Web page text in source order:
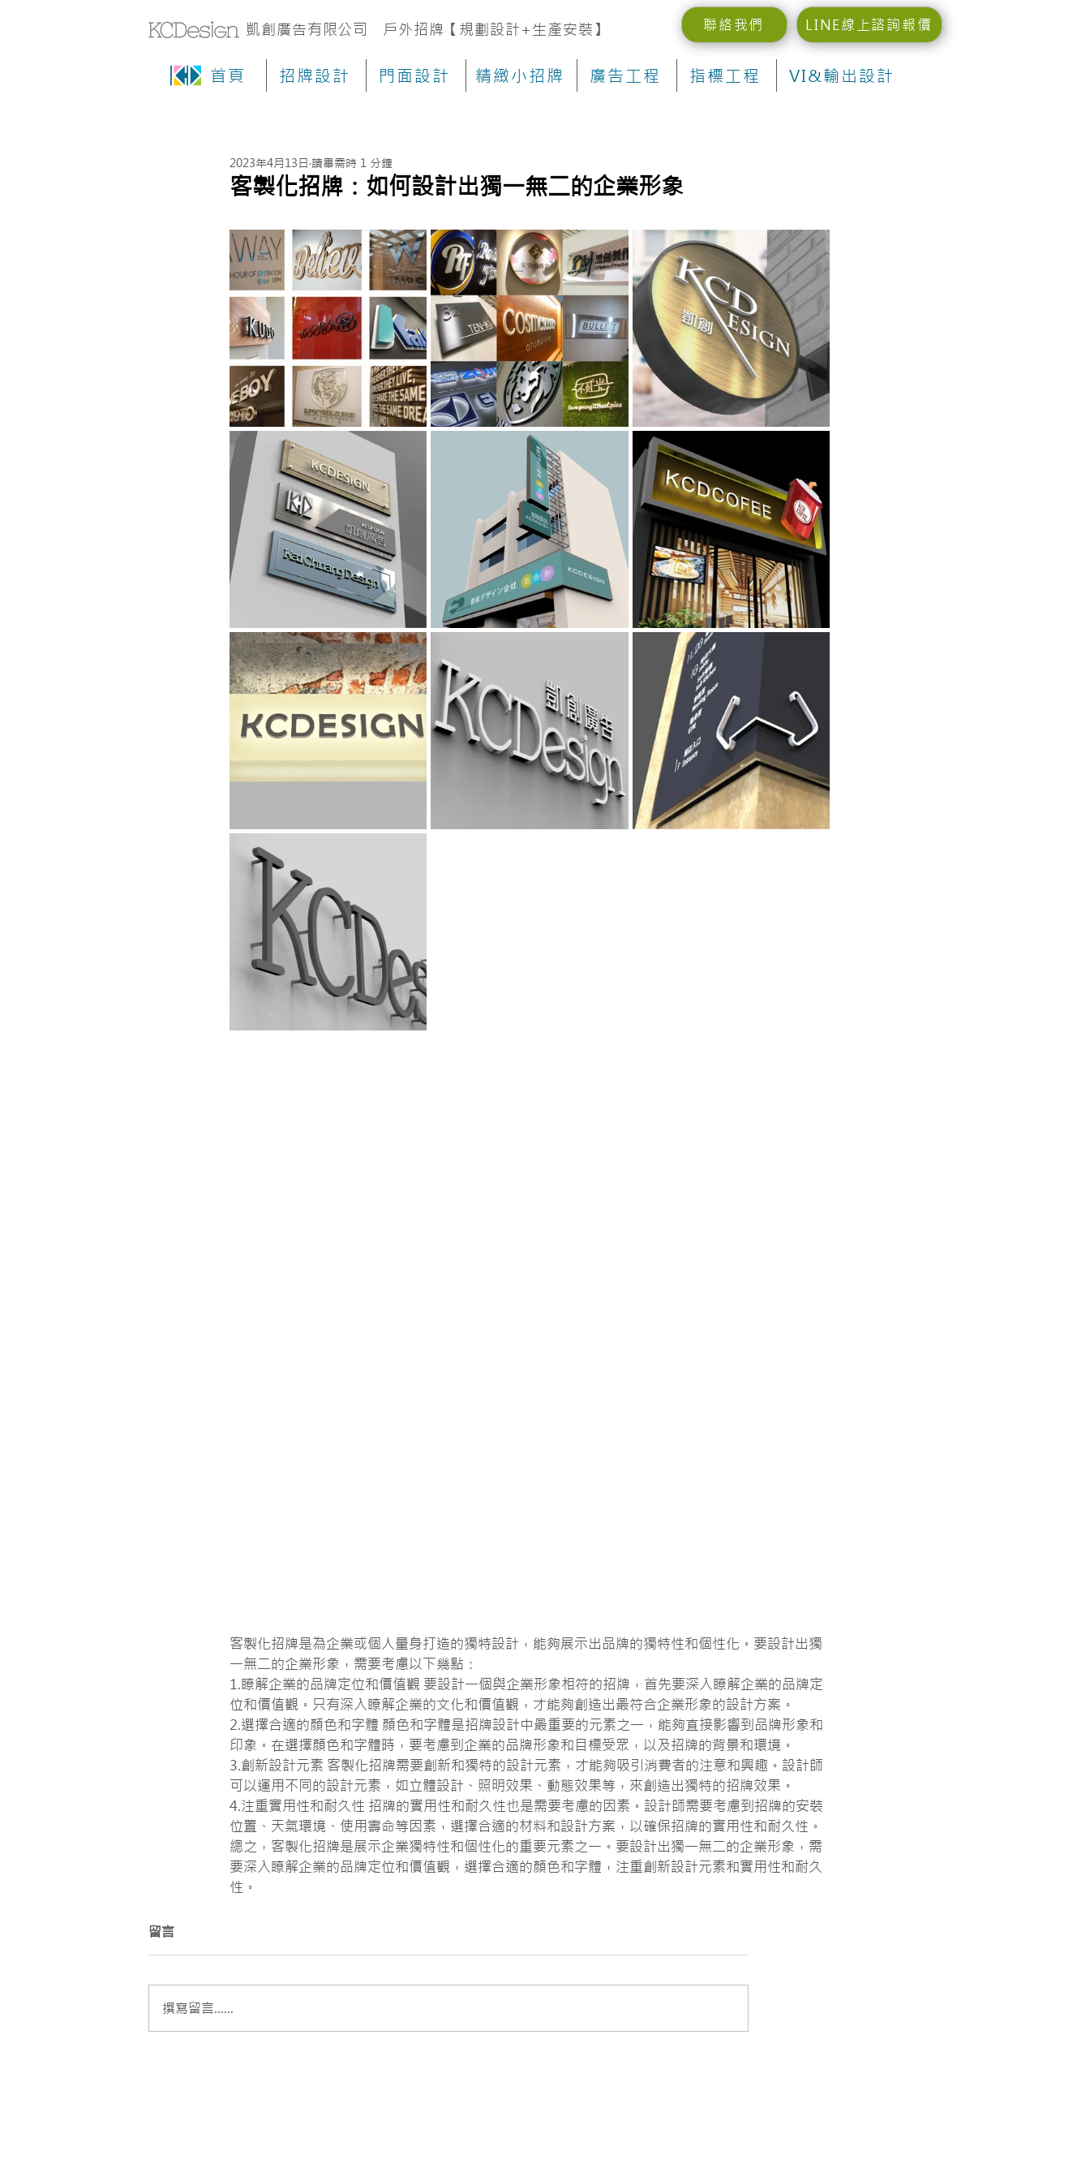
凱創廣告有限公司 戶外招牌【規劃設計+生產安裝】 聯絡我們 LINE線上諮詢報價
首頁 招牌設計 門面設計 精緻小招牌 廣告工程 指標工程 VI&輸出設計
客製化招牌：如何設計出獨一無二的企業形象
2023年4月13日 讀畢需時 1 分鐘
客製化招牌是為企業或個人量身打造的獨特設計，能夠展示出品牌的獨特性和個性化。要設計出獨
一無二的企業形象，需要考慮以下幾點：
1.瞭解企業的品牌定位和價值觀 要設計一個與企業形象相符的招牌，首先要深入瞭解企業的品牌定
位和價值觀。只有深入瞭解企業的文化和價值觀，才能夠創造出最符合企業形象的設計方案。
2.選擇合適的顏色和字體 顏色和字體是招牌設計中最重要的元素之一，能夠直接影響到品牌形象和
印象。在選擇顏色和字體時，要考慮到企業的品牌形象和目標受眾，以及招牌的背景和環境。
3.創新設計元素 客製化招牌需要創新和獨特的設計元素，才能夠吸引消費者的注意和興趣。設計師
可以運用不同的設計元素，如立體設計、照明效果、動態效果等，來創造出獨特的招牌效果。
4.注重實用性和耐久性 招牌的實用性和耐久性也是需要考慮的因素。設計師需要考慮到招牌的安裝
位置、天氣環境、使用壽命等因素，選擇合適的材料和設計方案，以確保招牌的實用性和耐久性。
總之，客製化招牌是展示企業獨特性和個性化的重要元素之一。要設計出獨一無二的企業形象，需
要深入瞭解企業的品牌定位和價值觀，選擇合適的顏色和字體，注重創新設計元素和實用性和耐久
性。
留言
撰寫留言......